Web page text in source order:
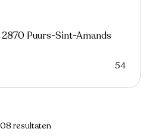
Puurs-Sint-Amands
54
resultaten